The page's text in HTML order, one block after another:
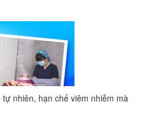
nhiên, hạn chế viêm nhiễm mà